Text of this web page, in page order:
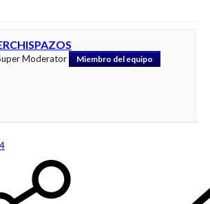
Moderator Miembro del equipo